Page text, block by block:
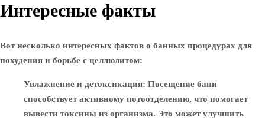
Интересные факты
Вот несколько интересных фактов о банных процедурах для
похудения и борьбе с целлюлитом:
Увлажнение и детоксикация: Посещение бани
способствует активному потоотделению, что помогает
вывести токсины из организма. Это может улучшить